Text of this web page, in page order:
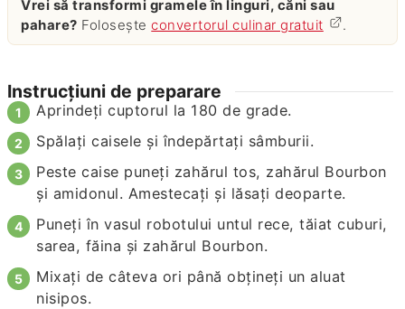
Vrei să transformi gramele în linguri, căni sau
pahare? Foloseșteconvertorul culinar gratuit .
Instrucțiuni de preparare
Aprindeți cuptorul la 180 de grade.
Spălați caisele și îndepărtați sâmburii.
Peste caise puneți zahărul tos, zahărul Bourbon
și amidonul. Amestecați și lăsați deoparte.
Puneți în vasul robotului untul rece, tăiat cuburi,
sarea, făina și zahărul Bourbon.
Mixați de câteva ori până obțineți un aluat
nisipos.